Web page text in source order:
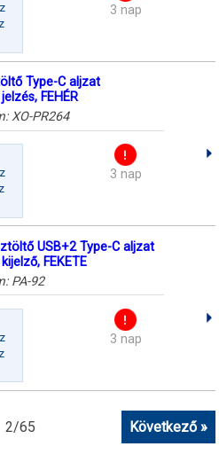
3 nap
Type-C aljzat
FEHÉR
XO-PR264
3 nap
USB+2 Type-C aljzat
FEKETE
PA-92
3 nap
2/65 Következő »